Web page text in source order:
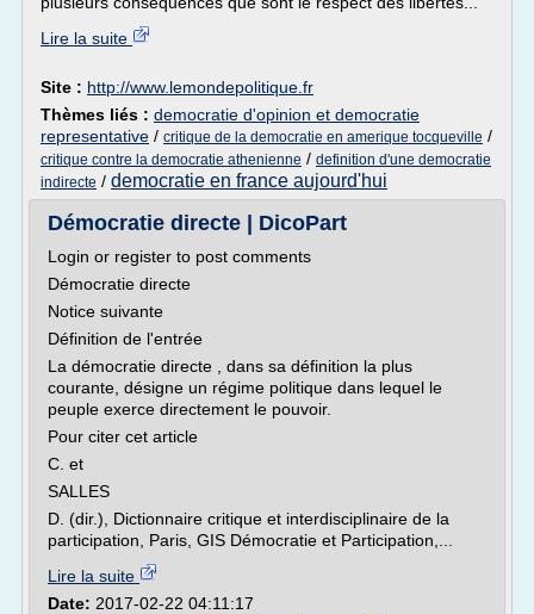
Lire la suite
Site : http://www.lemondepolitique.fr
Thèmes liés : democratie d'opinion et democratie
representative / critique de la democratie en amerique tocqueville /
critique contre la democratie athenienne / definition d'une democratie
indirecte / democratie en france aujourd'hui
Démocratie directe | DicoPart
Login or register to post comments
Démocratie directe
Notice suivante
Définition de l'entrée
La démocratie directe , dans sa définition la plus
courante, désigne un régime politique dans lequel le
peuple exerce directement le pouvoir.
Pour citer cet article
C. et
SALLES
D. (dir.), Dictionnaire critique et interdisciplinaire de la
participation, Paris, GIS Démocratie et Participation,...
Lire la suite
Date: 2017-02-22 04:11:17